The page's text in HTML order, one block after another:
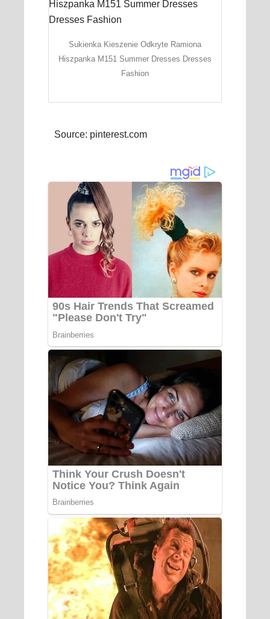
Sukienka Kieszenie Odkryte Ramiona
Hiszpanka M151 Summer Dresses Dresses
Fashion
Source: pinterest.com